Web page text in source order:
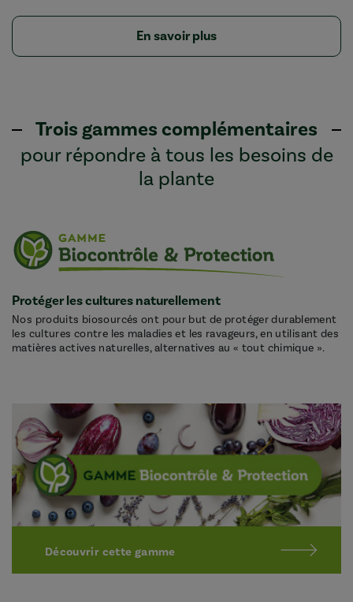
En savoir plus
Trois gammes complémentaires
pour répondre à tous les besoins de
la plante
Protéger les cultures naturellement
Nos produits biosourcés ont pour but de protéger durablement
les cultures contre les maladies et les ravageurs, en utilisant des
matières actives naturelles, alternatives au « tout chimique ».
Découvrir cette gamme